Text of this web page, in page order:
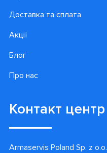
Доставка та сплата
Акції
Блог
Про нас
Контакт центр
Armaservis Poland Sp. z o.o.